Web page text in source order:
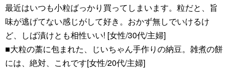
最近はいつも小粒ばっかり買ってしまいます。粒だと、旨
味が逃げてない感じがして好き。おかず無しでいけるけ
ど、しば漬けとも相性いい! [女性/30代/主婦]
■大粒の藁に包まれた、じいちゃん手作りの納豆。雑煮の餅
には、絶対、これです[女性/20代/主婦]